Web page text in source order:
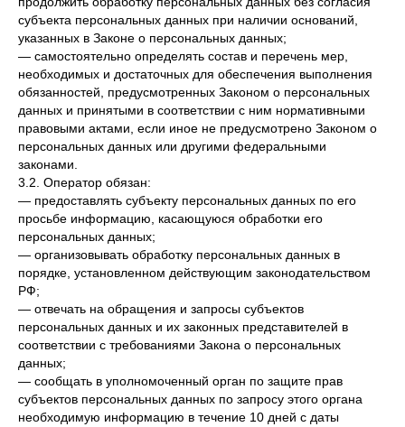
субъекта персональных данных при наличии оснований,
указанных в Законе о персональных данных;
— самостоятельно определять состав и перечень мер,
необходимых и достаточных для обеспечения выполнения
обязанностей, предусмотренных Законом о персональных
данных и принятыми в соответствии с ним нормативными
правовыми актами, если иное не предусмотрено Законом о
персональных данных или другими федеральными
законами.
3.2. Оператор обязан:
— предоставлять субъекту персональных данных по его
просьбе информацию, касающуюся обработки его
персональных данных;
— организовывать обработку персональных данных в
порядке, установленном действующим законодательством
РФ;
— отвечать на обращения и запросы субъектов
персональных данных и их законных представителей в
соответствии с требованиями Закона о персональных
данных;
— сообщать в уполномоченный орган по защите прав
субъектов персональных данных по запросу этого органа
необходимую информацию в течение 10 дней с даты